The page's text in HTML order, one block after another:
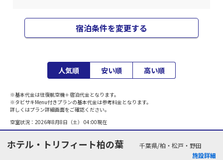
宿泊条件を変更する
人気順 安い順 高い順
※基本代金は往復航空機＋宿泊代金となります。
※タビサキMenu付きプランの基本代金は参考料金となります。
詳しくはプラン詳細画面をご確認ください。
空室状況： 2026年8月8日（土） 04:00現在
ホテル・トリフィート柏の葉
千葉県/柏・松戸・野田
施設詳細